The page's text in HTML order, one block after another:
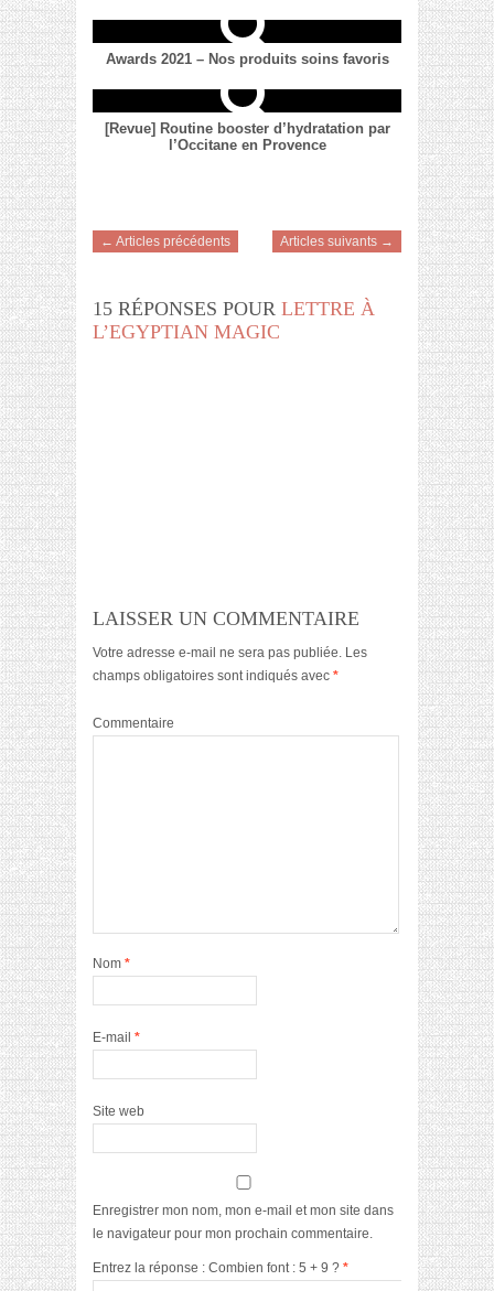
Awards 2021 – Nos produits soins favoris
[Revue] Routine booster d’hydratation par
l’Occitane en Provence
← Articles précédents Articles suivants →
15 RÉPONSES POUR LETTRE À
L’EGYPTIAN MAGIC
LAISSER UN COMMENTAIRE
Votre adresse e-mail ne sera pas publiée. Les
champs obligatoires sont indiqués avec *
Commentaire
Nom *
E-mail *
Site web
Enregistrer mon nom, mon e-mail et mon site dans
le navigateur pour mon prochain commentaire.
Entrez la réponse : Combien font : 5 + 9 ? *